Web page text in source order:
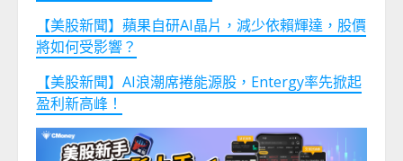
【美股新聞】蘋果自研AI晶片，減少依賴輝達，股價
將如何受影響？
【美股新聞】AI浪潮席捲能源股，Entergy率先掀起
盈利新高峰！